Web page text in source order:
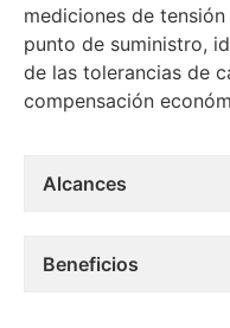
mediciones de
punto de suministro,
de las tolerancias de
compensación
Alcances
Beneficios